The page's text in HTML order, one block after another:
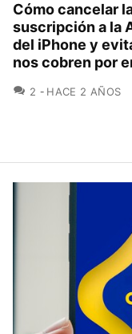
Cómo cancelar
suscripción a la
del iPhone y
nos cobren por
2 COMENTARIOS
HACE 2 AÑOS